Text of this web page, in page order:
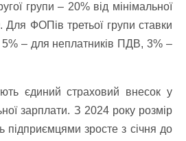
групи – 20% від мінімальної
. Для ФОПів третьої групи ставки
5% – для неплатників ПДВ, 3% –
єдиний страховий внесок у
зарплати. З 2024 року розмір
зросте з січня до